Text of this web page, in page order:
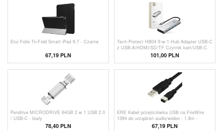
Etui Folio Tri-Fold Smart iPad 9.7 - Czarne
67,19 PLN
Tech-Protect HB04 9-w-1 Hub Adapter USB-C
z USB-A/HDMI/SD/TF Czytnik kart/USB-C
100W PD/3.5mm - Space Grey
101,00 PLN
Pendrive MICRODRIVE 64GB 2 w 1 USB 2.0
/ USB-C - biały
78,40 PLN
ERE Kabel przejściówka USB na FireWire
1394 do urządzeń audio/wideo - 1.8m -
67,19 PLN